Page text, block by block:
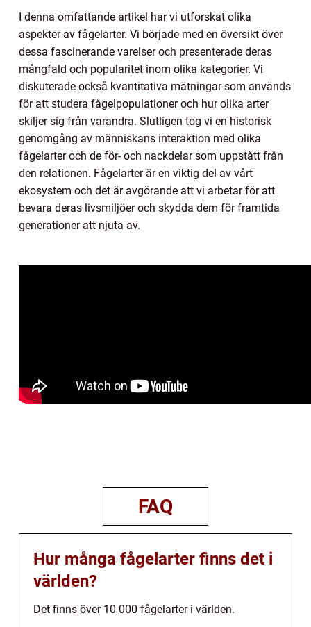
I denna omfattande artikel har vi utforskat olika
aspekter av fågelarter. Vi började med en översikt över
dessa fascinerande varelser och presenterade deras
mångfald och popularitet inom olika kategorier. Vi
diskuterade också kvantitativa mätningar som används
för att studera fågelpopulationer och hur olika arter
skiljer sig från varandra. Slutligen tog vi en historisk
genomgång av människans interaktion med olika
fågelarter och de för- och nackdelar som uppstått från
den relationen. Fågelarter är en viktig del av vårt
ekosystem och det är avgörande att vi arbetar för att
bevara deras livsmiljöer och skydda dem för framtida
generationer att njuta av.
FAQ
Hur många fågelarter finns det i
världen?
Det finns över 10 000 fågelarter i världen.